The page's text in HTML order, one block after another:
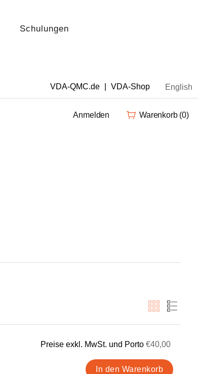
Schulungen
VDA-QMC.de VDA-Shop English
Anmelden Warenkorb (0)
€40,00
Preise exkl. MwSt. und Porto